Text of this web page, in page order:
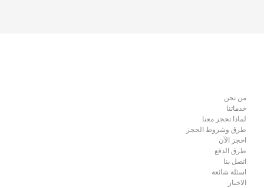
من نحن
خدماتنا
لماذا تحجز معنا
طرق وشروط الحجز
احجز الآن
طرق الدفع
اتصل بنا
اسئلة شائعة
الاخبار